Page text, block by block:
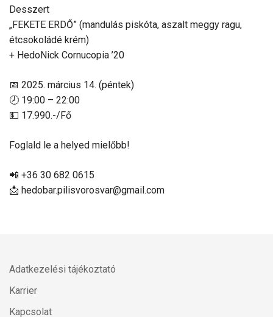
Desszert
„FEKETE ERDŐ” (mandulás piskóta, aszalt meggy ragu,
étcsokoládé krém)
+ HedoNick Cornucopia ’20
📅 2025. március 14. (péntek)
🕗 19:00 – 22:00
💵 17.990.-/Fő
Foglald le a helyed mielőbb!
📲 +36 30 682 0615
📩 hedobar.pilisvorosvar@gmail.com
Adatkezelési tájékoztató
Karrier
Kapcsolat